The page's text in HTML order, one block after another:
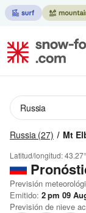
Russia (27) Mt
Latitud/longitud:
Previsión
Emitido: 2 pm 09
Previsión de nieve